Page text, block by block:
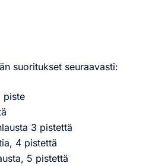
suoritukset seuraavasti:
piste
3 pistettä
4 pistettä
5 pistettä